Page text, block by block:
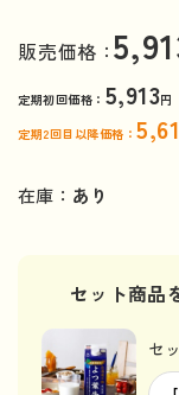
販売価格：
定期初回価格： 5,913円
定期2回目以降価格：
在庫： あり
セット商品
セ